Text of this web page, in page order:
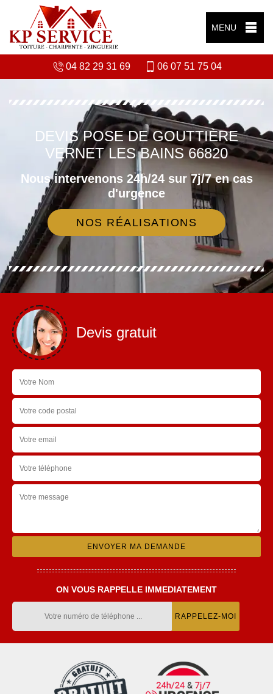
MENU
04 82 29 31 69 06 07 51 75 04
DEVIS POSE DE GOUTTIÈRE
VERNET LES BAINS 66820
Nous intervenons 24h/24 sur 7j/7 en cas
d'urgence
NOS RÉALISATIONS
Devis gratuit
ON VOUS RAPPELLE IMMEDIATEMENT